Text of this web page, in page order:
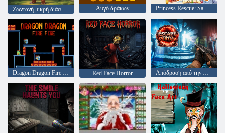
Ζωντανή μικρή διάσωση δράκων Αυγό δράκων Princess Rescue: Save Girl
Dragon Dragon Fire Fire Red Face Horror Απόδραση από την Πύλη